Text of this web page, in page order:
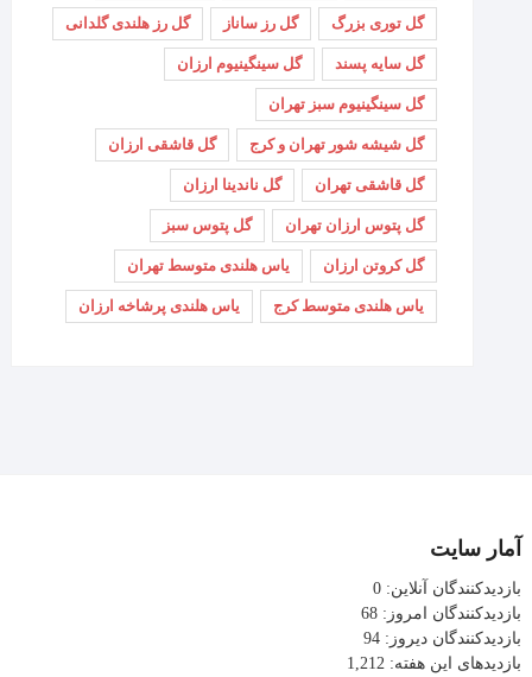
گل توری بزرگ گل رز ساناز گل رز هلندی گلدانی
گل سایه پسند گل سینگینیوم ارزان
گل سینگینیوم سبز تهران
گل شیشه شور تهران و کرج گل قاشقی ارزان
گل قاشقی تهران گل ناندینا ارزان
گل پتوس ارزان تهران گل پتوس سبز
گل کروتن ارزان یاس هلندی متوسط تهران
یاس هلندی متوسط کرج یاس هلندی پرشاخه ارزان
آمار سایت
بازدیدکنندگان آنلاین: 0
بازدیدکنندگان امروز: 68
بازدیدکنندگان دیروز: 94
بازدیدهای این هفته: 1,212